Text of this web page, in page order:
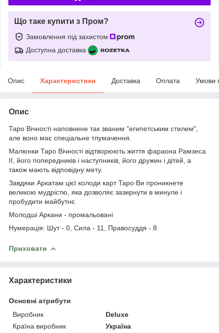
Що таке купити з Пром?
Замовлення під захистом
Доступна доставка
Опис Характеристики Доставка Оплата Умови
Опис
Таро Вічності наповнене так званим "египетським стилем",
але воно має спеціальне тлумачення.
Малюнки Таро Вічності відтворюють життя фараона Рамзеса
II, його попередників і наступників, його дружин і дітей, а
також мають відповідну мету.
Завдяки Аркатам цієї колоди карт Таро Ви проникнете
великою мудрістю, яка дозволяє зазирнути в минуле і
пробудити майбутнє.
Молодші Аркани - промальовані
Нумерація: Шут - 0, Сила - 11, Правосуддя - 8
Приховати
Характеристики
Основні атрибути
Виробник
Deluxe
Країна виробник
Україна